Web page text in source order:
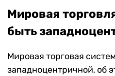
Мировая
быть
Мировая торговая
западноцентричной, об